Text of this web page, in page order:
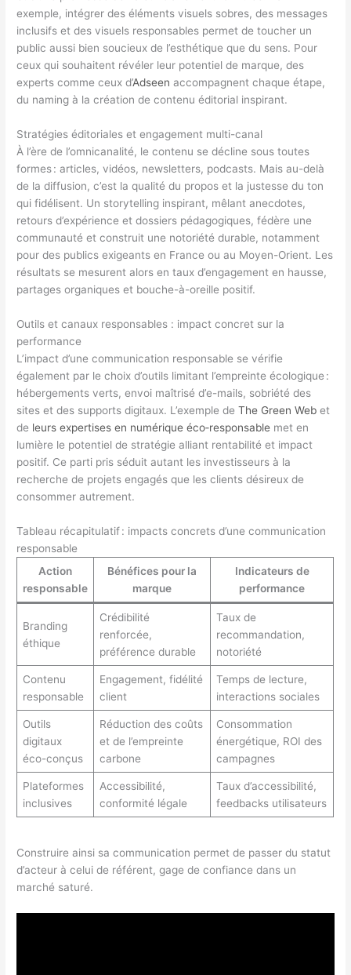
exemple, intégrer des éléments visuels sobres, des messages
inclusifs et des visuels responsables permet de toucher un
public aussi bien soucieux de l’esthétique que du sens. Pour
ceux qui souhaitent révéler leur potentiel de marque, des
experts comme ceux d’Adseen accompagnent chaque étape,
du naming à la création de contenu éditorial inspirant.
Stratégies éditoriales et engagement multi-canal
À l’ère de l’omnicanalité, le contenu se décline sous toutes
formes : articles, vidéos, newsletters, podcasts. Mais au-delà
de la diffusion, c’est la qualité du propos et la justesse du ton
qui fidélisent. Un storytelling inspirant, mêlant anecdotes,
retours d’expérience et dossiers pédagogiques, fédère une
communauté et construit une notoriété durable, notamment
pour des publics exigeants en France ou au Moyen-Orient. Les
résultats se mesurent alors en taux d’engagement en hausse,
partages organiques et bouche-à-oreille positif.
Outils et canaux responsables : impact concret sur la
performance
L’impact d’une communication responsable se vérifie
également par le choix d’outils limitant l’empreinte écologique :
hébergements verts, envoi maîtrisé d’e-mails, sobriété des
sites et des supports digitaux. L’exemple deThe Green Web et
de leurs expertises en numérique éco‐responsable met en
lumière le potentiel de stratégie alliant rentabilité et impact
positif. Ce parti pris séduit autant les investisseurs à la
recherche de projets engagés que les clients désireux de
consommer autrement.
Tableau récapitulatif : impacts concrets d’une communication
responsable
Action
responsable
Bénéfices pour la
marque
Indicateurs de
performance
Branding
éthique
Crédibilité
renforcée,
préférence durable
Taux de
recommandation,
notoriété
Contenu
responsable
Engagement, fidélité
client
Temps de lecture,
interactions sociales
Outils
digitaux
éco-conçus
Réduction des coûts
et de l’empreinte
carbone
Consommation
énergétique, ROI des
campagnes
Plateformes
inclusives
Accessibilité,
conformité légale
Taux d’accessibilité,
feedbacks utilisateurs
Construire ainsi sa communication permet de passer du statut
d’acteur à celui de référent, gage de confiance dans un
marché saturé.